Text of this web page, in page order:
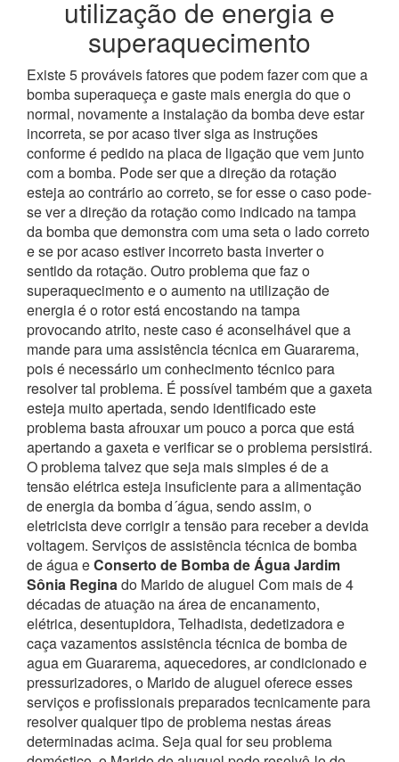
utilização de energia e
superaquecimento
Existe 5 prováveis fatores que podem fazer com que a
bomba superaqueça e gaste mais energia do que o
normal, novamente a instalação da bomba deve estar
incorreta, se por acaso tiver siga as instruções
conforme é pedido na placa de ligação que vem junto
com a bomba. Pode ser que a direção da rotação
esteja ao contrário ao correto, se for esse o caso pode-
se ver a direção da rotação como indicado na tampa
da bomba que demonstra com uma seta o lado correto
e se por acaso estiver incorreto basta inverter o
sentido da rotação. Outro problema que faz o
superaquecimento e o aumento na utilização de
energia é o rotor está encostando na tampa
provocando atrito, neste caso é aconselhável que a
mande para uma assistência técnica em Guararema,
pois é necessário um conhecimento técnico para
resolver tal problema. É possível também que a gaxeta
esteja muito apertada, sendo identificado este
problema basta afrouxar um pouco a porca que está
apertando a gaxeta e verificar se o problema persistirá.
O problema talvez que seja mais simples é de a
tensão elétrica esteja insuficiente para a alimentação
de energia da bomba d´água, sendo assim, o
eletricista deve corrigir a tensão para receber a devida
voltagem. Serviços de assistência técnica de bomba
de água eConserto de Bomba de Água Jardim
Sônia Reginado Marido de aluguel Com mais de 4
décadas de atuação na área de encanamento,
elétrica, desentupidora, Telhadista, dedetizadora e
caça vazamentos assistência técnica de bomba de
agua em Guararema, aquecedores, ar condicionado e
pressurizadores, o Marido de aluguel oferece esses
serviços e profissionais preparados tecnicamente para
resolver qualquer tipo de problema nestas áreas
determinadas acima. Seja qual for seu problema